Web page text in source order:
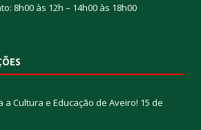
8h00 às 12h – 14h00 às 18h00
Cultura e Educação de Aveiro! 15 de